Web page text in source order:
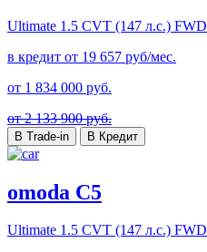
Ultimate 1.5 CVT (147 л.с.) FWD
в кредит от 19 657 руб/мес.
от 1 834 000 руб.
от 2 133 900 руб.
В Trade-in В Кредит
omoda C5
Ultimate 1.5 CVT (147 л.с.) FWD